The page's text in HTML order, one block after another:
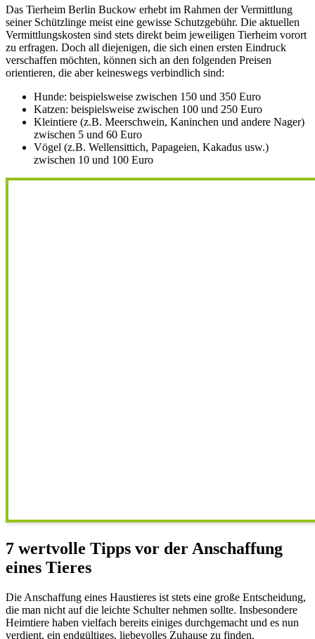
Das Tierheim Berlin Buckow erhebt im Rahmen der Vermittlung
seiner Schützlinge meist eine gewisse Schutzgebühr. Die aktuellen
Vermittlungskosten sind stets direkt beim jeweiligen Tierheim vorort
zu erfragen. Doch all diejenigen, die sich einen ersten Eindruck
verschaffen möchten, können sich an den folgenden Preisen
orientieren, die aber keineswegs verbindlich sind:
Hunde: beispielsweise zwischen 150 und 350 Euro
Katzen: beispielsweise zwischen 100 und 250 Euro
Kleintiere (z.B. Meerschwein, Kaninchen und andere Nager)
zwischen 5 und 60 Euro
Vögel (z.B. Wellensittich, Papageien, Kakadus usw.)
zwischen 10 und 100 Euro
7 wertvolle Tipps vor der Anschaffung
eines Tieres
Die Anschaffung eines Haustieres ist stets eine große Entscheidung,
die man nicht auf die leichte Schulter nehmen sollte. Insbesondere
Heimtiere haben vielfach bereits einiges durchgemacht und es nun
verdient, ein endgültiges, liebevolles Zuhause zu finden.